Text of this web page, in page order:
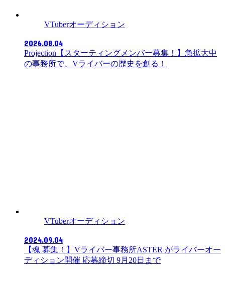
VTuberオーディション
2026.08.04
Projection【スターティングメンバー募集！】急拡大中
の事務所で、Vライバーの歴史を創る！
VTuberオーディション
2024.09.04
【魂 募集！】Vライバー事務所ASTER がライバーオー
ディション開催 応募締切 9月20日まで